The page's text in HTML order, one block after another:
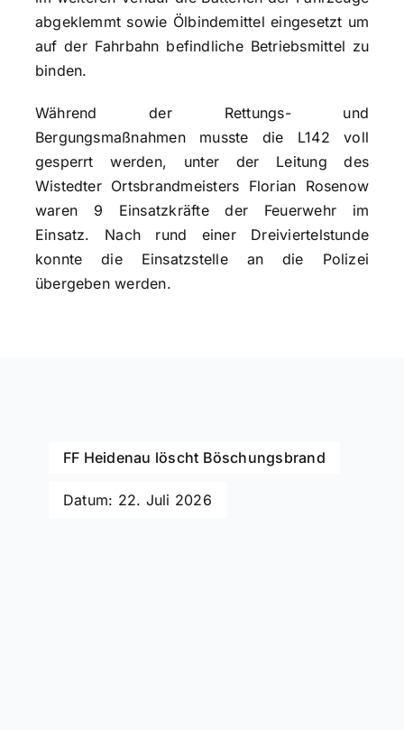
abgeklemmt sowie Ölbindemittel eingesetzt um
auf der Fahrbahn befindliche Betriebsmittel zu
binden.
Während der Rettungs- und
Bergungsmaßnahmen musste die L142 voll
gesperrt werden, unter der Leitung des
Wistedter Ortsbrandmeisters Florian Rosenow
waren 9 Einsatzkräfte der Feuerwehr im
Einsatz. Nach rund einer Dreiviertelstunde
konnte die Einsatzstelle an die Polizei
übergeben werden.
FF Heidenau löscht Böschungsbrand
Datum: 22. Juli 2026